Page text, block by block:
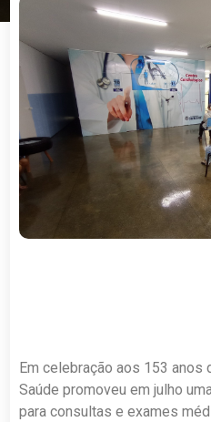
Em celebração aos 153 anos
Saúde promoveu em julho
para consultas e exames